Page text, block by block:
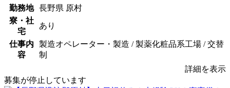
勤務地
長野県 原村
寮・社
宅
あり
仕事内
容
製造オペレーター・製造 / 製薬化粧品系工場 / 交替
制
詳細を表示
募集が停止しています